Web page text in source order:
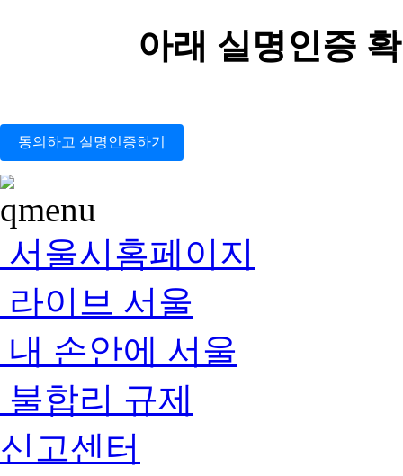
아래 실명인증
동의하고 실명인증하기
서울시홈페이지
라이브 서울
내 손안에 서울
불합리 규제
신고센터